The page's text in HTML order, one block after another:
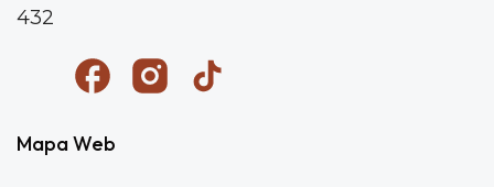
432
Mapa Web